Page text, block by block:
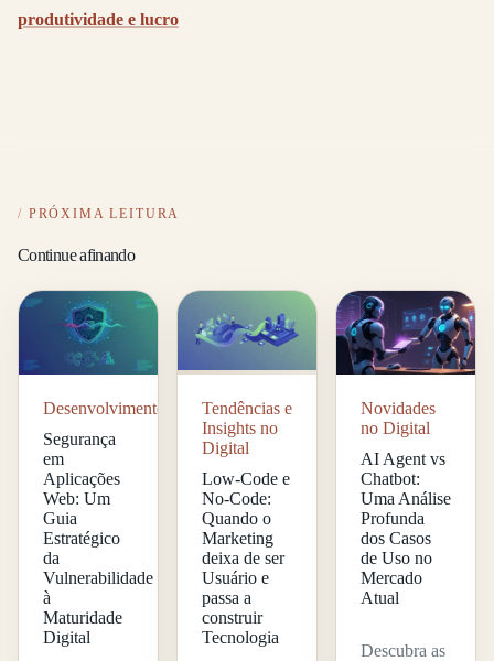
produtividade e lucro
PRÓXIMA LEITURA
Continue afinando
Desenvolvimento
Segurança
em
Aplicações
Web: Um
Guia
Estratégico
da
Vulnerabilidade
à
Maturidade
Digital
Tendências e
Insights no
Digital
Low-Code e
No-Code:
Quando o
Marketing
deixa de ser
Usuário e
passa a
construir
Tecnologia
Novidades
no Digital
AI Agent vs
Chatbot:
Uma Análise
Profunda
dos Casos
de Uso no
Mercado
Atual
Descubra as